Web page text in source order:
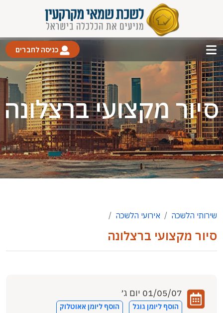
כניסה לחברים
סיור מקצועי ברצלונה
שירותי הלשכה אירועי הלשכה
סיור מקצועי ברצלונה
01/05/07 יום ג׳
הוסף ליומן גוגל הוסף ליומן אאוטלוק